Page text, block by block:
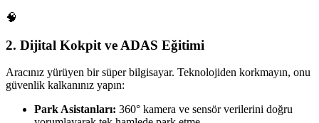
🧠
2. Dijital Kokpit ve ADAS Eğitimi
Aracınız yürüyen bir süper bilgisayar. Teknolojiden korkmayın, onu
güvenlik kalkanınız yapın:
Park Asistanları: 360° kamera ve sensör verilerini doğru